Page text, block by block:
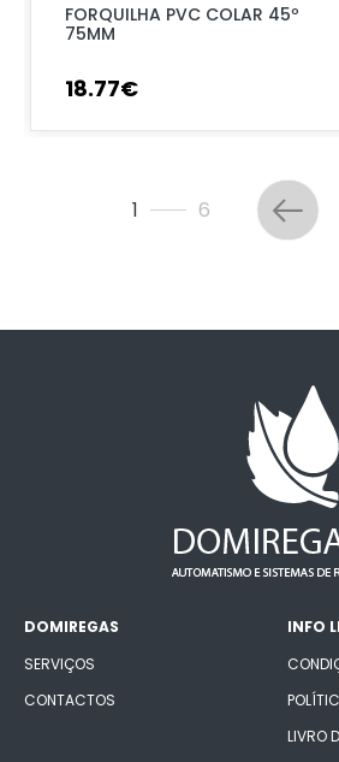
FORQUILHA PVC COLAR 45º
75MM
18.77€
1 6
DOMIREGAS
SERVIÇOS
CONTACTOS
INFO
LIVRO